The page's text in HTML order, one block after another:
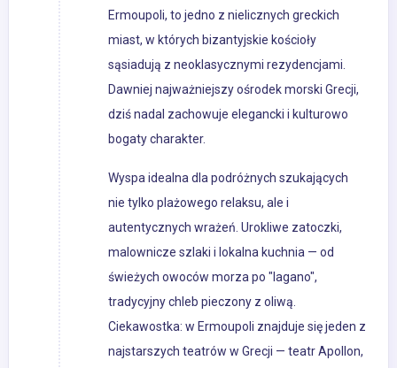
Ermoupoli, to jedno z nielicznych greckich
miast, w których bizantyjskie kościoły
sąsiadują z neoklasycznymi rezydencjami.
Dawniej najważniejszy ośrodek morski Grecji,
dziś nadal zachowuje elegancki i kulturowo
bogaty charakter.
Wyspa idealna dla podróżnych szukających
nie tylko plażowego relaksu, ale i
autentycznych wrażeń. Urokliwe zatoczki,
malownicze szlaki i lokalna kuchnia — od
świeżych owoców morza po "lagano",
tradycyjny chleb pieczony z oliwą.
Ciekawostka: w Ermoupoli znajduje się jeden z
najstarszych teatrów w Grecji — teatr Apollon,